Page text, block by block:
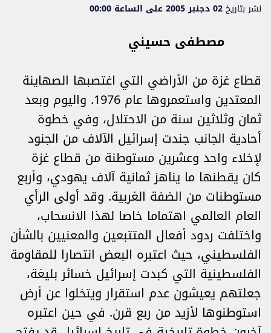
نشر بتاريخ02 دجنبر 2005 على الساعة 00:00
مصطفى حسيني
قطاع غزة من الأراضي التي اغتصبها الصهاينة
المعتدين واستعمروها عام 1976. واليوم وبعد
ثمان وثلاثين سنة من الاحتلال، وفي خطوة
أحادية الجانب جندت إسرائيل الآلاف من الجنود
لإخلاء واحد وعشرين مستوطنة من قطاع غزة
كان يقطنها ما يناهز ثمانية آلاف يهودي، وأربع
مستوطنات من الضفة الغربية. وقد أولى الرأي
العام العالمي اهتماما خاصا لهذا الانسحاب،
واختلفت ردود أفعال المتتبعين والمعنيين بالشأن
الفلسطيني، حيث اعتبره البعض انتصارا للمقاومة
الفلسطينية التي كبدت إسرائيل خسائر بليغة،
جعلتهم يعيشون عدم استقرار ويتخلوا عن أرض
استوطنوها لأزيد من ربع قرن. في حين اعتبره